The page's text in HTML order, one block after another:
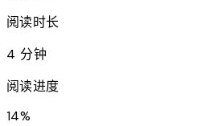
阅读时长
4 分钟
阅读进度
14%